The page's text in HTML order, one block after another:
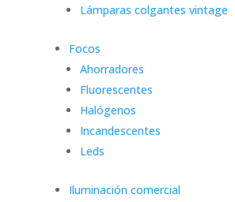
Lámparas colgantes vintage
Focos
Ahorradores
Fluorescentes
Halógenos
Incandescentes
Leds
Iluminación comercial